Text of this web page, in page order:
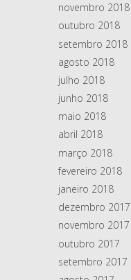
novembro 2018
outubro 2018
setembro 2018
agosto 2018
julho 2018
junho 2018
maio 2018
abril 2018
março 2018
fevereiro 2018
janeiro 2018
dezembro 2017
novembro 2017
outubro 2017
setembro 2017